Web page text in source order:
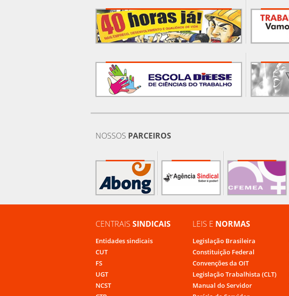
NOSSOS PARCEIROS
CENTRAIS SINDICAIS
Entidades sindicais
CUT
FS
UGT
NCST
LEIS E NORMAS
Legislação Brasileira
Constituição Federal
Convenções da OIT
Legislação Trabalhista (CLT)
Manual do Servidor